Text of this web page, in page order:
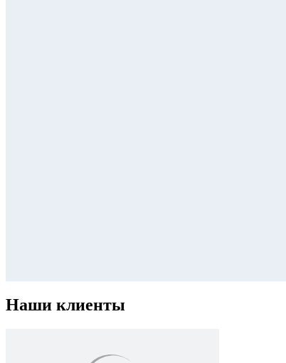
Наши клиенты